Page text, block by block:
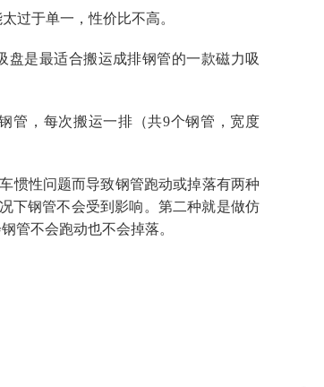
过于单一，性价比不高。
是最适合搬运成排钢管的一款磁力吸
管，每次搬运一排（共9个钢管，宽度
惯性问题而导致钢管跑动或掉落有两种
下钢管不会受到影响。第二种就是做仿
管不会跑动也不会掉落。